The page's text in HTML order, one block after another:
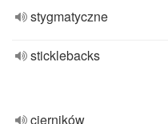
stygmatyczne
sticklebacks
cierników